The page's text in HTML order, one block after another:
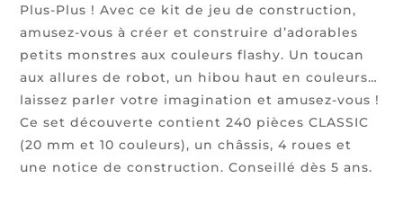
Plus-Plus ! Avec ce kit de jeu de construction,
amusez-vous à créer et construire d’adorables
petits monstres aux couleurs flashy. Un toucan
aux allures de robot, un hibou haut en couleurs…
laissez parler votre imagination et amusez-vous !
Ce set découverte contient 240 pièces CLASSIC
(20 mm et 10 couleurs), un châssis, 4 roues et
une notice de construction. Conseillé dès 5 ans.